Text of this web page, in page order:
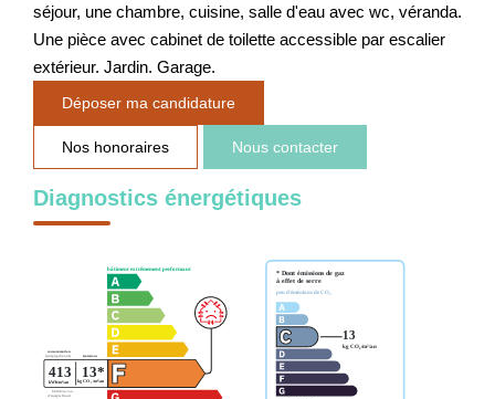
séjour, une chambre, cuisine, salle d'eau avec wc, véranda.
Une pièce avec cabinet de toilette accessible par escalier
extérieur. Jardin. Garage.
Déposer ma candidature
Nos honoraires Nous contacter
Diagnostics énergétiques